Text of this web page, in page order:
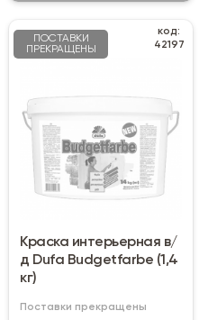
ПОСТАВКИ
ПРЕКРАЩЕНЫ
код:
42197
Краска интерьерная в/
д Dufa Budgetfarbe (1,4
кг)
Поставки прекращены